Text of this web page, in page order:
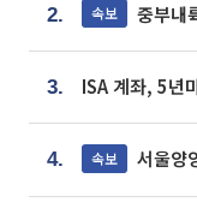
2. 속보 중부내
3. ISA 계좌, 5년
4. 속보 서울양